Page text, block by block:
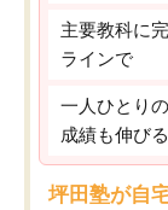
主要教科に
ラインで
一人ひとり
成績も伸びる
坪田塾が自